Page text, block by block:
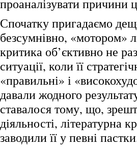
проаналізувати причини
Спочатку пригадаємо
безсумнівно, «мотором»
критика об’єктивно не
ситуації, коли її
«правильні» і
давали жодного
ставалося тому, що,
діяльності, літературна
заводили її у певні